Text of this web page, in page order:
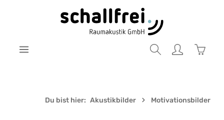
Zum Hauptinhalt springen
Du bist hier: Akustikbilder Motivationsbilder